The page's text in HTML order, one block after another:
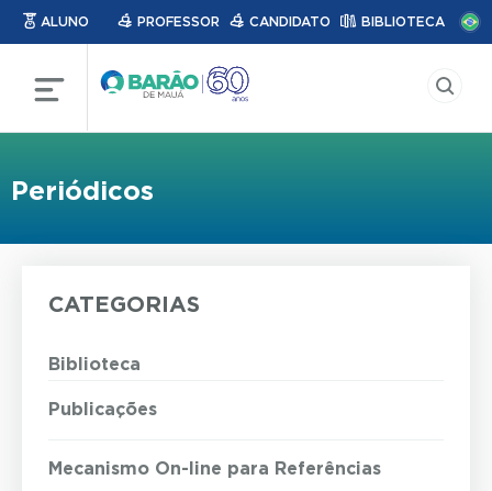
ALUNO PROFESSOR CANDIDATO BIBLIOTECA
Periódicos
CATEGORIAS
Biblioteca
Publicações
Mecanismo On-line para Referências